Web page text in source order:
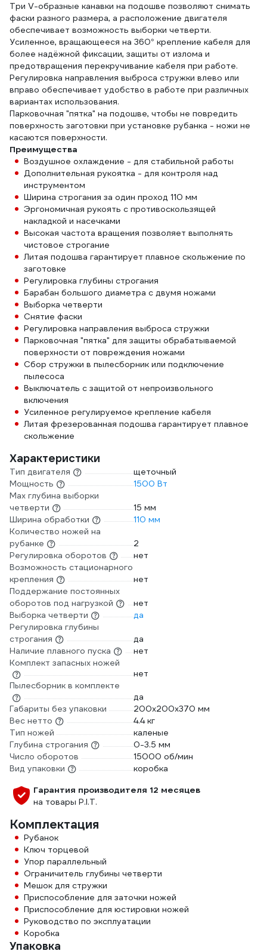
Три V-образные канавки на подошве позволяют снимать
фаски разного размера, а расположение двигателя
обеспечивает возможность выборки четверти.
Усиленное, вращающееся на 360° крепление кабеля для
более надёжной фиксации, защиты от излома и
предотвращения перекручивание кабеля при работе.
Регулировка направления выброса стружки влево или
вправо обеспечивает удобство в работе при различных
вариантах использования.
Парковочная "пятка" на подошве, чтобы не повредить
поверхность заготовки при установке рубанка - ножи не
касаются поверхности.
Преимущества
Воздушное охлаждение - для стабильной работы
Дополнительная рукоятка - для контроля над
инструментом
Ширина строгания за один проход 110 мм
Эргономичная рукоять с противоскользящей
накладкой и насечками
Высокая частота вращения позволяет выполнять
чистовое строгание
Литая подошва гарантирует плавное скольжение по
заготовке
Регулировка глубины строгания
Барабан большого диаметра с двумя ножами
Выборка четверти
Снятие фаски
Регулировка направления выброса стружки
Парковочная "пятка" для защиты обрабатываемой
поверхности от повреждения ножами
Сбор стружки в пылесборник или подключение
пылесоса
Выключатель с защитой от непроизвольного
включения
Усиленное регулируемое крепление кабеля
Литая фрезерованная подошва гарантирует плавное
скольжение
Характеристики
Тип двигателя
щеточный
Мощность
1500 Вт
Мах глубина выборки
четверти
15 мм
Ширина обработки
110 мм
Количество ножей на
рубанке
2
Регулировка оборотов
нет
Возможность стационарного
крепления
нет
Поддержание постоянных
оборотов под нагрузкой
нет
Выборка четверти
да
Регулировка глубины
строгания
да
Наличие плавного пуска
нет
Комплект запасных ножей
нет
Пылесборник в комплекте
да
Габариты без упаковки
200х200х370 мм
Вес нетто
4.4 кг
Тип ножей
каленые
Глубина строгания
0-3.5 мм
Число оборотов
15000 об/мин
Вид упаковки
коробка
Гарантия производителя 12 месяцев
на товары P.I.T.
Комплектация
Рубанок
Ключ торцевой
Упор параллельный
Ограничитель глубины четверти
Мешок для стружки
Приспособление для заточки ножей
Приспособление для юстировки ножей
Руководство по эксплуатации
Коробка
Упаковка